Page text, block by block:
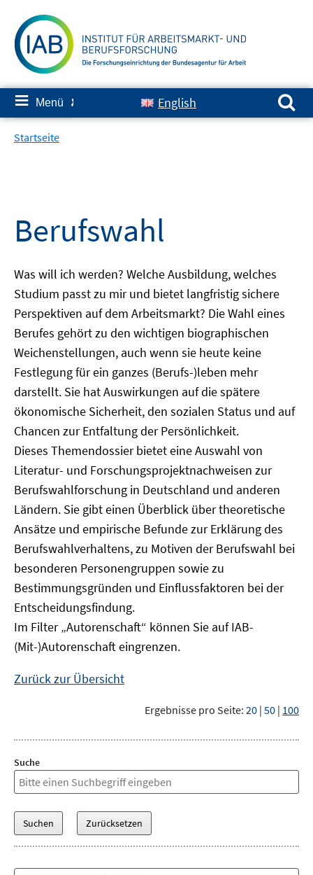
zum
Inhalt
≡ Menü ✘ English
Suchen nach:
Startseite
Berufswahl
Was will ich werden? Welche Ausbildung, welches
Studium passt zu mir und bietet langfristig sichere
Perspektiven auf dem Arbeitsmarkt? Die Wahl eines
Berufes gehört zu den wichtigen biographischen
Weichenstellungen, auch wenn sie heute keine
Festlegung für ein ganzes (Berufs-)leben mehr
darstellt. Sie hat Auswirkungen auf die spätere
ökonomische Sicherheit, den sozialen Status und auf
Chancen zur Entfaltung der Persönlichkeit.
Dieses Themendossier bietet eine Auswahl von
Literatur- und Forschungsprojektnachweisen zur
Berufswahlforschung in Deutschland und anderen
Ländern. Sie gibt einen Überblick über theoretische
Ansätze und empirische Befunde zur Erklärung des
Berufswahlverhaltens, zu Motiven der Berufswahl bei
besonderen Personengruppen sowie zu
Bestimmungsgründen und Einflussfaktoren bei der
Entscheidungsfindung.
Im Filter „Autorenschaft“ können Sie auf IAB-
(Mit-)Autorenschaft eingrenzen.
Zurück zur Übersicht
Ergebnisse pro Seite: 20 | 50 | 100
Suche